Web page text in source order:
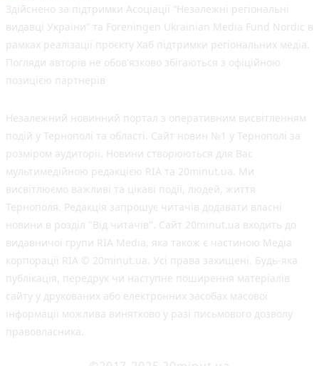
Здійснено за підтримки Асоціації “Незалежні регіональні
видавці України” та Foreningen Ukrainian Media Fund Nordic в
рамках реалізації проєкту Хаб підтримки регіональних медіа.
Погляди авторів не обов'язково збігаються з офіційною
позицією партнерів
Незалежний новинний портал з оперативним висвітленням
подій у Тернополі та області. Сайт новин №1 у Тернополі за
розміром аудиторії. Новини створюються для Вас
мультимедійною редакцією RIA та 20minut.ua. Ми
висвітлюємо важливі та цікаві події, людей, життя
Тернополя. Редакція запрошує читачів додавати власні
новини в розділ "Від читачів". Сайт 20minut.ua входить до
видавничої групи RIA Media, яка також є частиною Медіа
корпорації RIA © 20minut.ua. Усі права захищені. Будь-яка
публiкацiя, передрук чи наступне поширення матеріалів
сайту у друкованих або електронних засобах масової
інформації можлива винятково у разі письмового дозволу
правовласника.